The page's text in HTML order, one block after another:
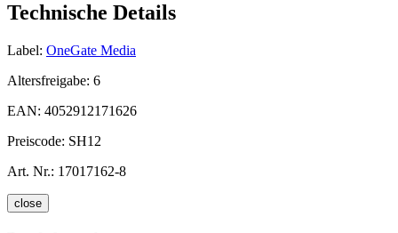
Technische Details
Label: OneGate Media
Altersfreigabe: 6
EAN: 4052912171626
Preiscode: SH12
Art. Nr.: 17017162-8
close